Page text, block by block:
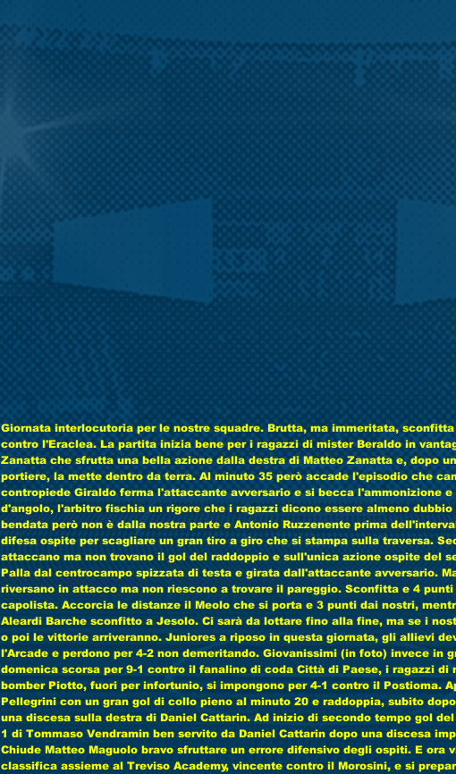
Giornata interlocutoria per le nostre squadre. Brutta, ma immeritata,
contro l'Eraclea. La partita inizia bene per i ragazzi di mister Beraldo in
Zanatta che sfrutta una bella azione dalla destra di Matteo Zanatta e, dopo
portiere, la mette dentro da terra. Al minuto 35 però accade l'episodio che
contropiede Giraldo ferma l'attaccante avversario e si becca l'ammonizione
d'angolo, l'arbitro fischia un rigore che i ragazzi dicono essere almeno
bendata però non è dalla nostra parte e Antonio Ruzzenente prima
difesa ospite per scagliare un gran tiro a giro che si stampa sulla traversa.
attaccano ma non trovano il gol del raddoppio e sull'unica azione ospite del
Palla dal centrocampo spizzata di testa e girata dall'attaccante avversario.
riversano in attacco ma non riescono a trovare il pareggio. Sconfitta e 4
capolista. Accorcia le distanze il Meolo che si porta e 3 punti dai nostri,
Aleardi Barche sconfitto a Jesolo. Ci sarà da lottare fino alla fine, ma se i
o poi le vittorie arriveranno. Juniores a riposo in questa giornata, gli allievi
l'Arcade e perdono per 4-2 non demeritando. Giovanissimi (in foto) invece in
domenica scorsa per 9-1 contro il fanalino di coda Città di Paese, i ragazzi di
bomber Piotto, fuori per infortunio, si impongono per 4-1 contro il Postioma.
Pellegrini con un gran gol di collo pieno al minuto 20 e raddoppia, subito
una discesa sulla destra di Daniel Cattarin. Ad inizio di secondo tempo gol
1 di Tommaso Vendramin ben servito da Daniel Cattarin dopo una discesa
Chiude Matteo Maguolo bravo sfruttare un errore difensivo degli ospiti. E ora
classifica assieme al Treviso Academy, vincente contro il Morosini, e si